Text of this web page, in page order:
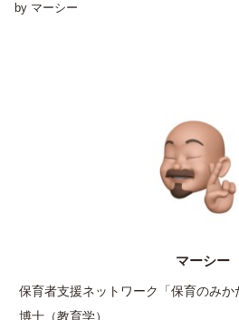
by マーシー
マーシー
保育者支援ネットワーク「保育のみか
博士（教育学）